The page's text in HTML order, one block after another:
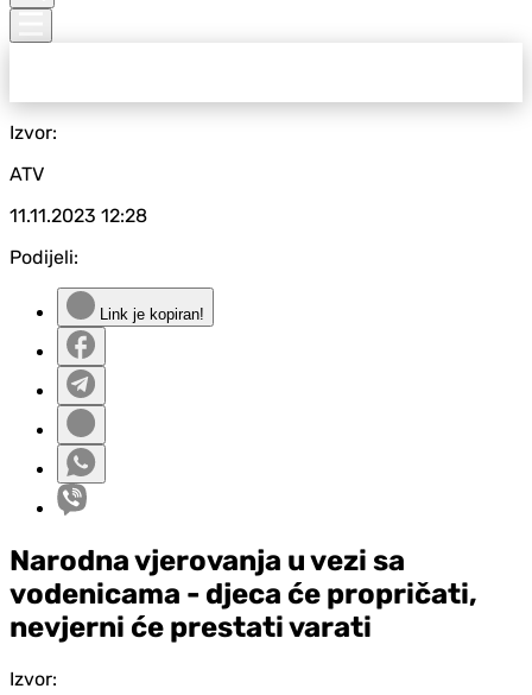
Izvor:
ATV
11.11.2023 12:28
Podijeli:
Link je kopiran!
Narodna vjerovanja u vezi sa
vodenicama - djeca će propričati,
nevjerni će prestati varati
Izvor: